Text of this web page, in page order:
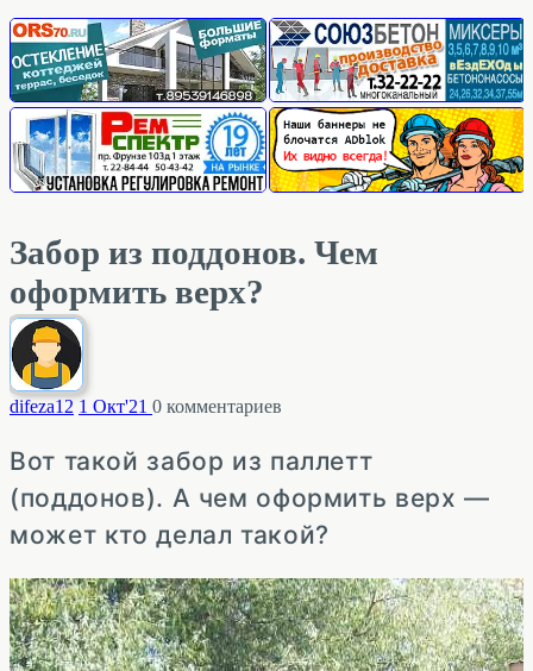
Забор из поддонов. Чем
оформить верх?
difeza12 1 Окт'21 0 комментариев
Вот такой забор из паллетт
(поддонов). А чем оформить верх —
может кто делал такой?